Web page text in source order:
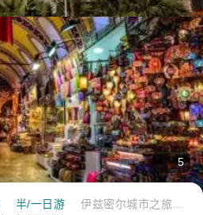
5
半/一日游